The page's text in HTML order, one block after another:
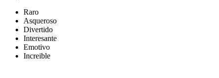
Raro
Asqueroso
Divertido
Interesante
Emotivo
Increible